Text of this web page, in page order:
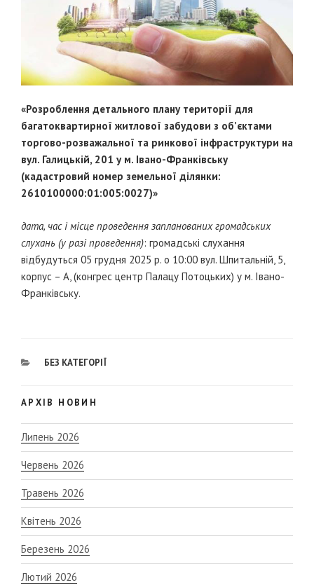
«Розроблення детального плану території для
багатоквартирної житлової забудови з об’єктами
торгово-розважальної та ринкової інфраструктури на
вул. Галицькій, 201 у м. Івано-Франківську
(кадастровий номер земельної ділянки:
2610100000:01:005:0027)»
дата, час і місце проведення запланованих громадських
слухань (у разі проведення): громадські слухання
відбудуться 05 грудня 2025 р. о 10:00 вул. Шпитальній, 5,
корпус – А, (конгрес центр Палацу Потоцьких) у м. Івано-
Франківську.
CATEGORIES
БЕЗ КАТЕГОРІЇ
АРХІВ НОВИН
Липень 2026
Червень 2026
Травень 2026
Квітень 2026
Березень 2026
Лютий 2026